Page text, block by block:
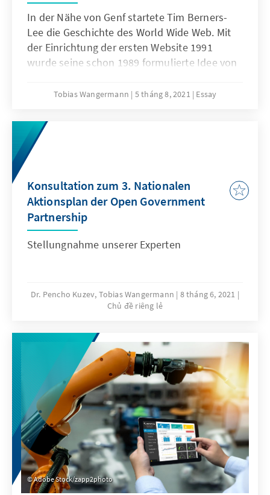
In der Nähe von Genf startete Tim Berners-
Lee die Geschichte des World Wide Web. Mit
der Einrichtung der ersten Website 1991
wurde seine schon 1989 formulierte Idee von
Wirklichkeit. Es war eine Innovation, die bis
Information und Wissen digital teilen.
Tobias Wangermann 5 tháng 8, 2021 Essay
Konsultation zum 3. Nationalen
Aktionsplan der Open Government
Partnership
Stellungnahme unserer Experten
Dr. Pencho Kuzev, Tobias Wangermann
8 tháng 6, 2021
Chủ đề riêng lẻ
Adobe Stock/zapp2photo